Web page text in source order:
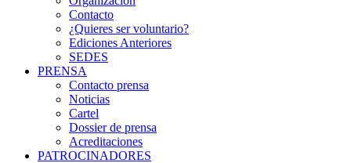
Contacto
¿Quieres ser voluntario?
Ediciones Anteriores
SEDES
PRENSA
Contacto prensa
Noticias
Cartel
Dossier de prensa
Acreditaciones
PATROCINADORES